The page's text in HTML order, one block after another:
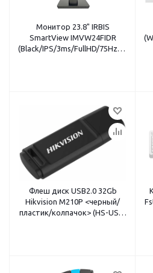
Монитор 23.8" IRBIS
SmartView IMVW24FIDR
(Black/IPS/3ms/FullHD/75Hz/250cd/
Флеш диск USB2.0 32Gb
Hikvision M210P <черный/
пластик/колпачок> (HS-USB-